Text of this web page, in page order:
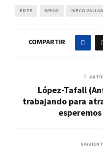
ERTE IVECO IVECO
COMPARTIR
López-Tafall
trabajando para